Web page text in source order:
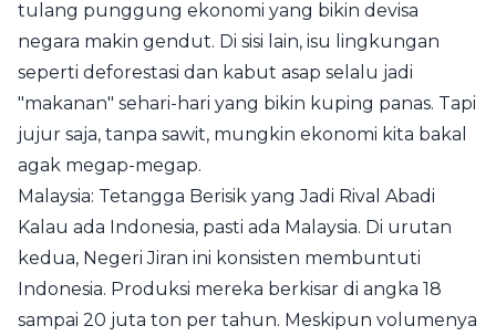
tulang punggung ekonomi yang bikin devisa
negara makin gendut. Di sisi lain, isu lingkungan
seperti deforestasi dan kabut asap selalu jadi
"makanan" sehari-hari yang bikin kuping panas. Tapi
jujur saja, tanpa sawit, mungkin ekonomi kita bakal
agak megap-megap.
Malaysia: Tetangga Berisik yang Jadi Rival Abadi
Kalau ada Indonesia, pasti ada Malaysia. Di urutan
kedua, Negeri Jiran ini konsisten membuntuti
Indonesia. Produksi mereka berkisar di angka 18
sampai 20 juta ton per tahun. Meskipun volumenya